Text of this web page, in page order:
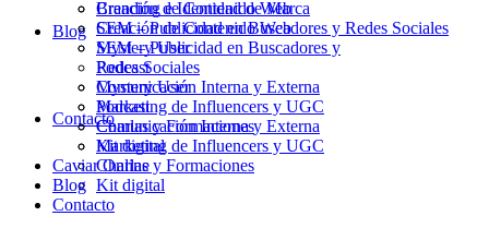
Branding e Identidad de Marca
Creación de Contenido Web
SEM – Publicidad en Buscadores y
Redes Sociales
Mystery User
Podcast
Comunicación Interna y Externa
Marketing de Influencers y UGC
Charlas y Formaciones
Kit digital
Blog
Contacto
Creación de Contenido Web
SEM – Publicidad en Buscadores y Redes Sociales
Mystery User
Podcast
Comunicación Interna y Externa
Marketing de Influencers y UGC
Charlas y Formaciones
Kit digital
Caviar Online
Blog
Contacto